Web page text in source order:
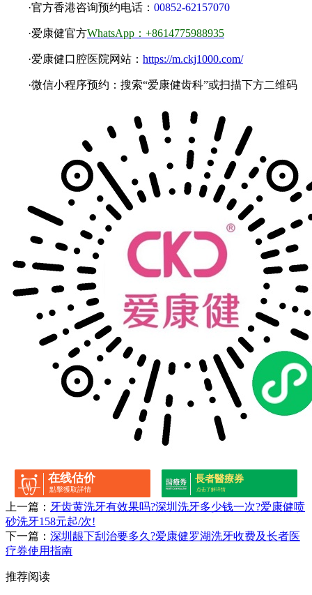
·官方香港咨询预约电话： 00852-62157070
·爱康健官方WhatsApp：+8614775988935
·爱康健口腔医院网站： https://m.ckj1000.com/
·微信小程序预约：搜索“爱康健齿科”或扫描下方二维码
在线估价
點擊獲取詳情
長者醫療券
点击了解详情
上一篇： 牙齿黄洗牙有效果吗?深圳洗牙多少钱一次?爱康健喷
砂洗牙158元起/次!
下一篇： 深圳龈下刮治要多久?爱康健罗湖洗牙收费及长者医
疗券使用指南
推荐阅读